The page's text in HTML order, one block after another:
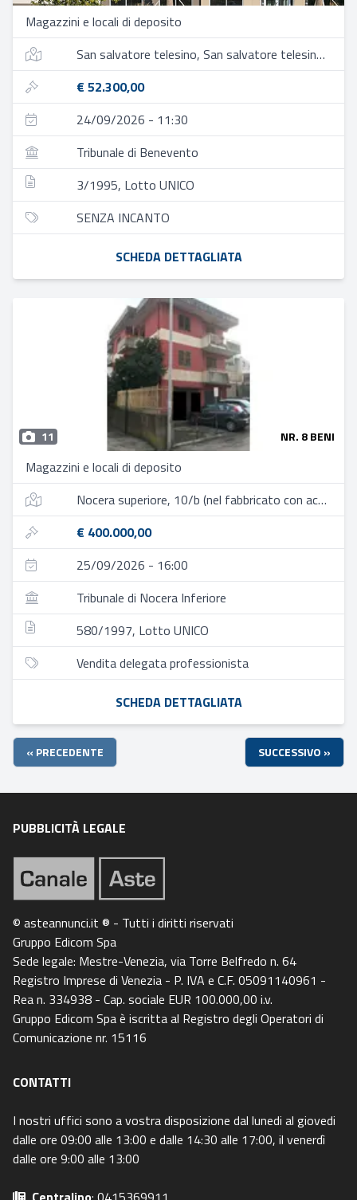
Magazzini e locali di deposito
San salvatore telesino, San salvatore telesino, contrada bagni, 1
€ 52.300,00
24/09/2026 - 11:30
Tribunale di Benevento
3/1995, Lotto UNICO
SENZA INCANTO
SCHEDA DETTAGLIATA
11 NR. 8 BENI
Magazzini e locali di deposito
Nocera superiore, 10/b (nel fabbricato con accesso dal n. 10/c)
€ 400.000,00
25/09/2026 - 16:00
Tribunale di Nocera Inferiore
580/1997, Lotto UNICO
Vendita delegata professionista
SCHEDA DETTAGLIATA
« PRECEDENTE SUCCESSIVO »
PUBBLICITÀ LEGALE
© asteannunci.it ® - Tutti i diritti riservati
Gruppo Edicom Spa
Sede legale: Mestre-Venezia, via Torre Belfredo n. 64
Registro Imprese di Venezia - P. IVA e C.F. 05091140961 -
Rea n. 334938 - Cap. sociale EUR 100.000,00 i.v.
Gruppo Edicom Spa è iscritta al Registro degli Operatori di
Comunicazione nr. 15116
CONTATTI
I nostri uffici sono a vostra disposizione dal lunedi al giovedi
dalle ore 09:00 alle 13:00 e dalle 14:30 alle 17:00, il venerdì
dalle ore 9:00 alle 13:00